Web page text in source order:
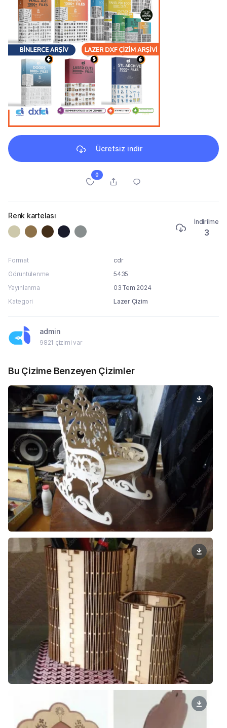
Ücretsiz indir
0
Renk kartelası
İndirilme
3
Format
cdr
Görüntülenme
5435
Yayınlanma
03 Tem 2024
Kategori
Lazer Çizim
admin
9821 çizimi var
Bu Çizime Benzeyen Çizimler